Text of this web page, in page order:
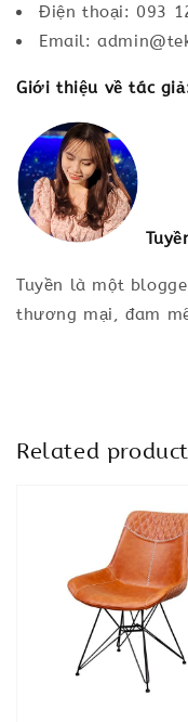
Điện thoại: 093
Email:
Giới thiệu về tác
Tuyền là một
thương mại, đam
Related